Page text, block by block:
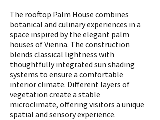
The rooftop Palm House combines
botanical and culinary experiences in a
space inspired by the elegant palm
houses of Vienna. The construction
blends classical lightness with
thoughtfully integrated sun shading
systems to ensure a comfortable
interior climate. Different layers of
vegetation create a stable
microclimate, offering visitors a unique
spatial and sensory experience.